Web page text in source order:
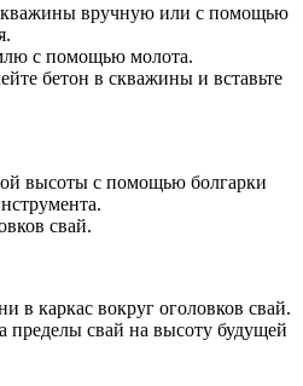
вручную или с помощью
с помощью молота.
бетон в скважины и вставьте
высоты с помощью болгарки
свай.
в каркас вокруг оголовков свай.
пределы свай на высоту будущей